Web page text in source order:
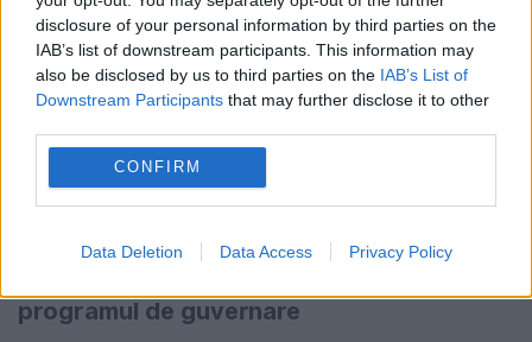
disclosure of your personal information by third parties on the
IAB’s list of downstream participants. This information may
also be disclosed by us to third parties on the IAB’s List of
Downstream Participants that may further disclose it to other
CONFIRM
Data Deletion Data Access Privacy Policy
întreprinderile respective, adică un
învăţământ dual, la care poate participa şi
angajatorul”, a mai spus, pentru EVZ, fostul
ministru al Educaţiei.
Politicienii nu s-au înghesuit să-i citească
programul de guvernare